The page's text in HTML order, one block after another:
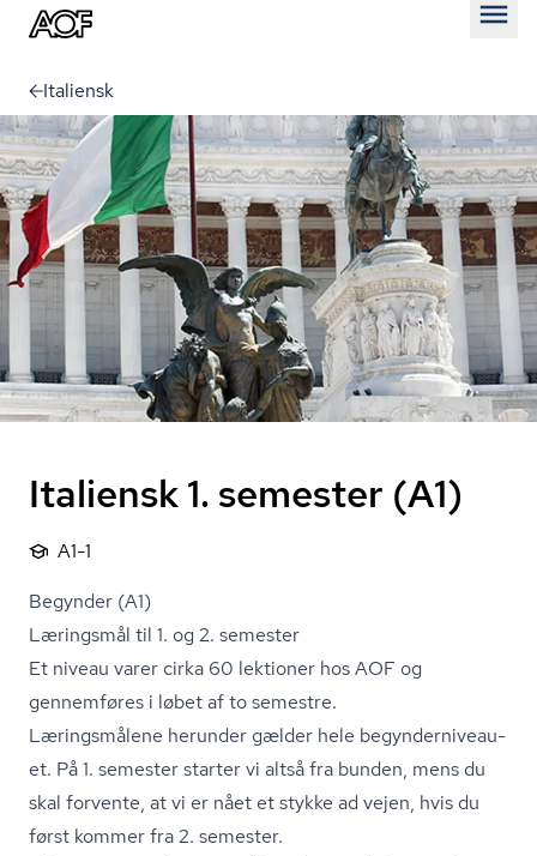
Italiensk
Italiensk 1. semester (A1)
A1-1
Begynder (A1)
Læringsmål til 1. og 2. semester
Et niveau varer cirka 60 lektioner hos AOF og
gennemføres i løbet af to semestre.
Læringsmålene herunder gælder hele be­gyn­der­ni­veau­
et. På 1. semester starter vi altså fra bunden, mens du
skal forvente, at vi er nået et stykke ad vejen, hvis du
først kommer fra 2. semester.